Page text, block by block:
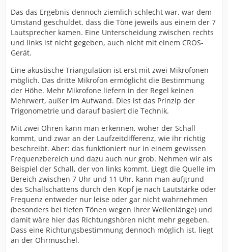
Das das Ergebnis dennoch ziemlich schlecht war, war dem
Umstand geschuldet, dass die Töne jeweils aus einem der 7
Lautsprecher kamen. Eine Unterscheidung zwischen rechts
und links ist nicht gegeben, auch nicht mit einem CROS-
Gerät.
Eine akustische Triangulation ist erst mit zwei Mikrofonen
möglich. Das dritte Mikrofon ermöglicht die Bestimmung
der Höhe. Mehr Mikrofone liefern in der Regel keinen
Mehrwert, außer im Aufwand. Dies ist das Prinzip der
Trigonometrie und darauf basiert die Technik.
Mit zwei Ohren kann man erkennen, woher der Schall
kommt, und zwar an der Laufzeitdifferenz, wie ihr richtig
beschreibt. Aber: das funktioniert nur in einem gewissen
Frequenzbereich und dazu auch nur grob. Nehmen wir als
Beispiel der Schall, der von links kommt. Liegt die Quelle im
Bereich zwischen 7 Uhr und 11 Uhr, kann man aufgrund
des Schallschattens durch den Kopf je nach Lautstärke oder
Frequenz entweder nur leise oder gar nicht wahrnehmen
(besonders bei tiefen Tönen wegen ihrer Wellenlänge) und
damit wäre hier das Richtungshören nicht mehr gegeben.
Dass eine Richtungsbestimmung dennoch möglich ist, liegt
an der Ohrmuschel.